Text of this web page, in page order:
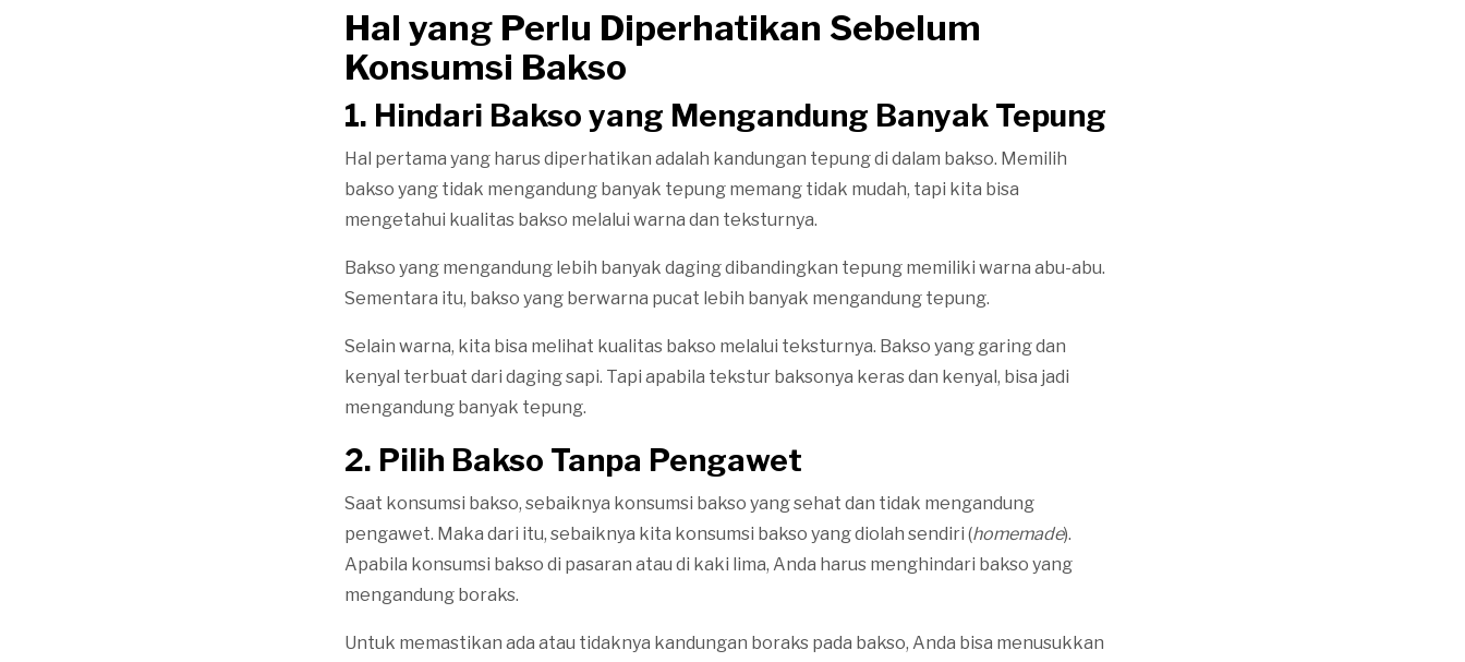
Hal yang Perlu Diperhatikan Sebelum
Konsumsi Bakso
1. Hindari Bakso yang Mengandung Banyak Tepung
Hal pertama yang harus diperhatikan adalah kandungan tepung di dalam bakso. Memilih
bakso yang tidak mengandung banyak tepung memang tidak mudah, tapi kita bisa
mengetahui kualitas bakso melalui warna dan teksturnya.
Bakso yang mengandung lebih banyak daging dibandingkan tepung memiliki warna abu-abu.
Sementara itu, bakso yang berwarna pucat lebih banyak mengandung tepung.
Selain warna, kita bisa melihat kualitas bakso melalui teksturnya. Bakso yang garing dan
kenyal terbuat dari daging sapi. Tapi apabila tekstur baksonya keras dan kenyal, bisa jadi
mengandung banyak tepung.
2. Pilih Bakso Tanpa Pengawet
Saat konsumsi bakso, sebaiknya konsumsi bakso yang sehat dan tidak mengandung
pengawet. Maka dari itu, sebaiknya kita konsumsi bakso yang diolah sendiri (homemade).
Apabila konsumsi bakso di pasaran atau di kaki lima, Anda harus menghindari bakso yang
mengandung boraks.
Untuk memastikan ada atau tidaknya kandungan boraks pada bakso, Anda bisa menusukkan